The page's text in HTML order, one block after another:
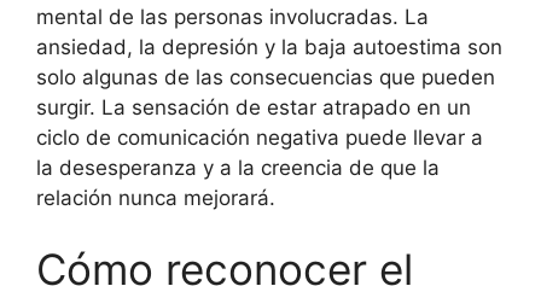
mental de las personas involucradas. La
ansiedad, la depresión y la baja autoestima son
solo algunas de las consecuencias que pueden
surgir. La sensación de estar atrapado en un
ciclo de comunicación negativa puede llevar a
la desesperanza y a la creencia de que la
relación nunca mejorará.
Cómo reconocer el